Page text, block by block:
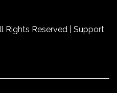
Rights Reserved | Support